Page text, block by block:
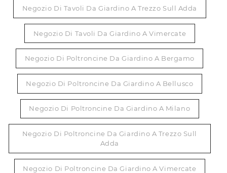
Negozio Di Tavoli Da Giardino A Trezzo Sull Adda
Negozio Di Tavoli Da Giardino A Vimercate
Negozio Di Poltroncine Da Giardino A Bergamo
Negozio Di Poltroncine Da Giardino A Bellusco
Negozio Di Poltroncine Da Giardino A Milano
Negozio Di Poltroncine Da Giardino A Trezzo Sull
Adda
Negozio Di Poltroncine Da Giardino A Vimercate